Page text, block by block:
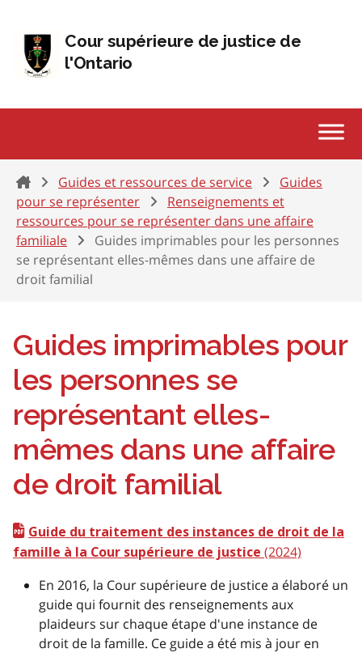
Cour supérieure de justice de
l'Ontario
HomeGuides et ressources de service
Guides
pour se représenter
Renseignements et
ressources pour se représenter dans une affaire
familiale
Guides imprimables pour les personnes
se représentant elles-mêmes dans une affaire de
droit familial
Guides imprimables pour
les personnes se
représentant elles-
mêmes dans une affaire
de droit familial
Guide du traitement des instances de droit de la
famille à la Cour supérieure de justice (2024)
En 2016, la Cour supérieure de justice a élaboré un
guide qui fournit des renseignements aux
plaideurs sur chaque étape d'une instance de
droit de la famille. Ce guide a été mis à jour en